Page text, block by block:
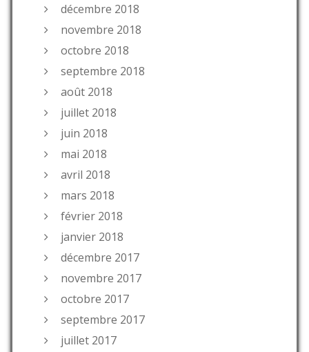
décembre 2018
novembre 2018
octobre 2018
septembre 2018
août 2018
juillet 2018
juin 2018
mai 2018
avril 2018
mars 2018
février 2018
janvier 2018
décembre 2017
novembre 2017
octobre 2017
septembre 2017
juillet 2017